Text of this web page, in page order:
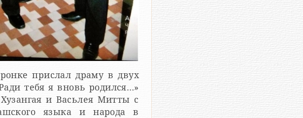
прислал драму в двух
тебя я вновь родился…»
и Васьлея Митты с
языка и народа в